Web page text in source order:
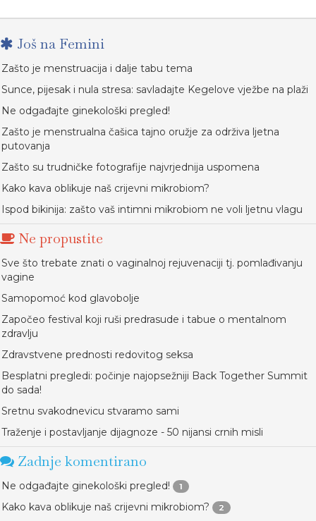
Još na Femini
Zašto je menstruacija i dalje tabu tema
Sunce, pijesak i nula stresa: savladajte Kegelove vježbe na plaži
Ne odgađajte ginekološki pregled!
Zašto je menstrualna čašica tajno oružje za održiva ljetna
putovanja
Zašto su trudničke fotografije najvrjednija uspomena
Kako kava oblikuje naš crijevni mikrobiom?
Ispod bikinija: zašto vaš intimni mikrobiom ne voli ljetnu vlagu
Ne propustite
Sve što trebate znati o vaginalnoj rejuvenaciji tj. pomlađivanju
vagine
Samopomoć kod glavobolje
Započeo festival koji ruši predrasude i tabue o mentalnom
zdravlju
Zdravstvene prednosti redovitog seksa
Besplatni pregledi: počinje najopsežniji Back Together Summit
do sada!
Sretnu svakodnevicu stvaramo sami
Traženje i postavljanje dijagnoze - 50 nijansi crnih misli
Zadnje komentirano
Ne odgađajte ginekološki pregled! 1
Kako kava oblikuje naš crijevni mikrobiom? 2